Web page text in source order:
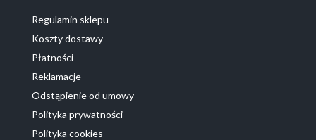
Regulamin sklepu
Koszty dostawy
Płatności
Reklamacje
Odstąpienie od umowy
Polityka prywatności
Polityka cookies